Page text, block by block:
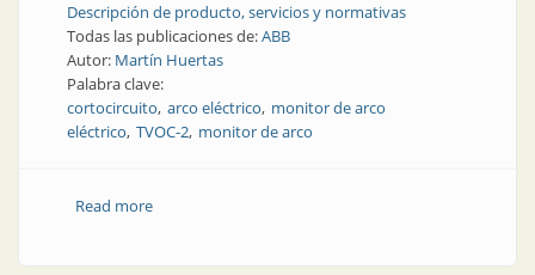
Descripción de producto, servicios y normativas
Todas las publicaciones de:ABB
Autor: Martín Huertas
Palabra clave:
cortocircuito arco eléctrico monitor de arco
eléctrico TVOC-2 monitor de arco
Read moreabout Producto | Monitor de arco eléctrico